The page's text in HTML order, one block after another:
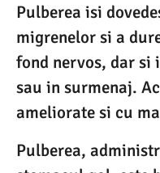
Pulberea isi
migrenelor si a
fond nervos, dar si
sau in surmenaj.
ameliorate si cu
Pulberea,